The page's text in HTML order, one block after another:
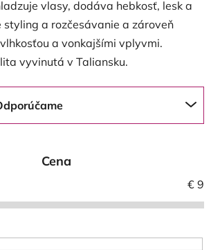
vlasy, dodáva hebkosť, lesk a
styling a rozčesávanie a zároveň
a vonkajšími vplyvmi.
vyvinutá v Taliansku.
Cena
€ 9